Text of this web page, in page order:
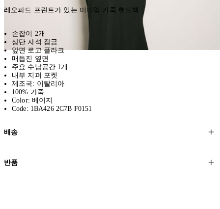
레오파드 프린트가 있는 미디엄 가죽 핸드백.
손잡이 2개
상단 자석 잠금
앞면 로고 플라크
매듭진 옆면
주요 수납공간 1개
내부 지퍼 포켓
제조국: 이탈리아
100% 가죽
Color: 베이지
Code: 1BA426 2C7B F0151
배송
고객님의 위치에 따라 일반 배송과 익스프레스 배송을 제공합니다.
반품